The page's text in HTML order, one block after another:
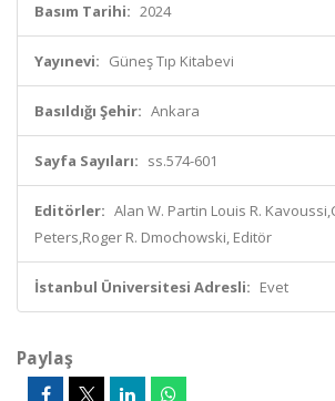
Basım Tarihi: 2024
Yayınevi: Güneş Tıp Kitabevi
Basıldığı Şehir: Ankara
Sayfa Sayıları: ss.574-601
Editörler: Alan W. Partin Louis R.
Peters,Roger R. Dmochowski, Editör
İstanbul Üniversitesi Adresli: Evet
Paylaş